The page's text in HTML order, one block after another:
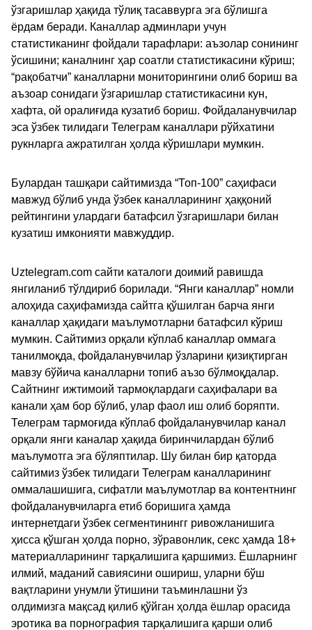
ўзгаришлар ҳақида тўлиқ тасаввурга эга бўлишга
ёрдам беради. Каналлар админлари учун
статистиканинг фойдали тарафлари: аъзолар сонининг
ўсишини; каналнинг ҳар соатли статистикасини кўриш;
“рақобатчи” каналларни мониторингини олиб бориш ва
аъзоар сонидаги ўзгаришлар статистикасини кун,
хафта, ой оралиғида кузатиб бориш. Фойдаланувчилар
эса ўзбек тилидаги Телеграм каналлари рўйхатини
рукнларга ажратилган ҳолда кўришлари мумкин.
Булардан ташқари сайтимизда “Топ-100” саҳифаси
мавжуд бўлиб унда ўзбек каналларининг ҳаққоний
рейтингини улардаги батафсил ўзгаришлари билан
кузатиш имконияти мавжуддир.
Uztelegram.com сайти каталоги доимий равишда
янгиланиб тўлдириб борилади. “Янги каналлар” номли
алоҳида саҳифамизда сайтга қўшилган барча янги
каналлар ҳақидаги маълумотларни батафсил кўриш
мумкин. Сайтимиз орқали кўплаб каналлар оммага
танилмоқда, фойдаланувчилар ўзларини қизиқтирган
мавзу бўйича каналларни топиб аъзо бўлмоқдалар.
Сайтнинг ижтимоий тармоқлардаги саҳифалари ва
канали ҳам бор бўлиб, улар фаол иш олиб боряпти.
Телеграм тармоғида кўплаб фойдаланувчилар канал
орқали янги каналар ҳақида биринчилардан бўлиб
маълумотга эга бўляптилар. Шу билан бир қаторда
сайтимиз ўзбек тилидаги Телеграм каналларининг
оммалашишига, сифатли маълумотлар ва контентнинг
фойдаланувчиларга етиб боришига ҳамда
интернетдаги ўзбек сегментинингг ривожланишига
ҳисса қўшган ҳолда порно, зўравонлик, секс ҳамда 18+
материалларининг тарқалишига қаршимиз. Ёшларнинг
илмий, маданий савиясини ошириш, уларни бўш
вақтларини унумли ўтишини таъминлашни ўз
олдимизга мақсад қилиб қўйган ҳолда ёшлар орасида
эротика ва порнография тарқалишига қарши олиб